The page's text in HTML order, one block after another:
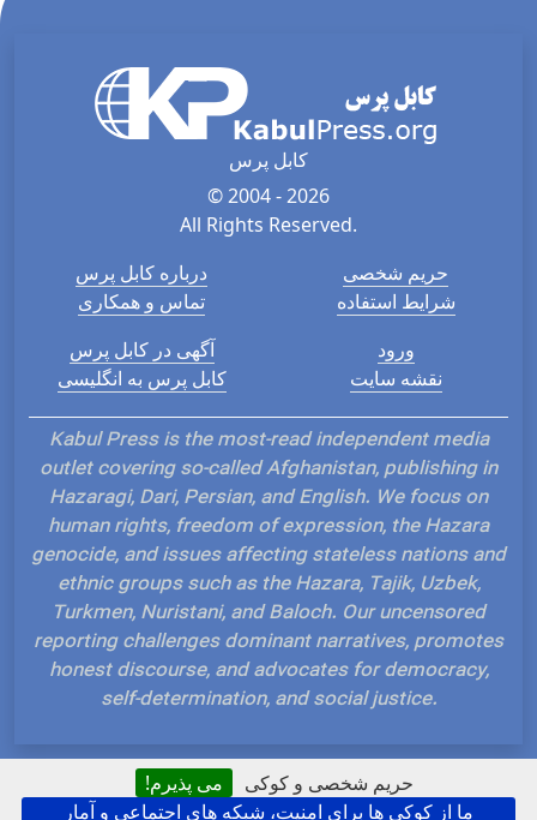
حریم شخصی و کوکی
می پذیرم!
ما از کوکی ها برای امنیت، شبکه های اجتماعی و آمار
کابل پرس
© 2004 - 2026
All Rights Reserved.
درباره کابل پرس
تماس و همکاری
حریم شخصی
شرایط استفاده
آگهی در کابل پرس
کابل پرس به انگلیسی
ورود
نقشه سایت
Kabul Press is the most-read independent media
outlet covering so-called Afghanistan, publishing in
Hazaragi, Dari, Persian, and English. We focus on
human rights, freedom of expression, the Hazara
genocide, and issues affecting stateless nations and
ethnic groups such as the Hazara, Tajik, Uzbek,
Turkmen, Nuristani, and Baloch. Our uncensored
reporting challenges dominant narratives, promotes
honest discourse, and advocates for democracy,
self-determination, and social justice.
Hosted and Developed by IP Plans